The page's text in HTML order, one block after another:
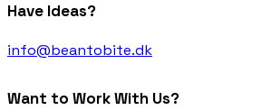
Have Ideas?
info@beantobite.dk
Want to Work With Us?